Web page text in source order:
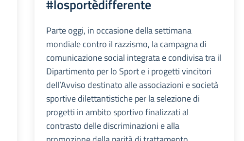
#losportèdifferente
Parte oggi, in occasione della settimana
mondiale contro il razzismo, la campagna di
comunicazione social integrata e condivisa tra il
Dipartimento per lo Sport e i progetti vincitori
dell’Avviso destinato alle associazioni e società
sportive dilettantistiche per la selezione di
progetti in ambito sportivo finalizzati al
contrasto delle discriminazioni e alla